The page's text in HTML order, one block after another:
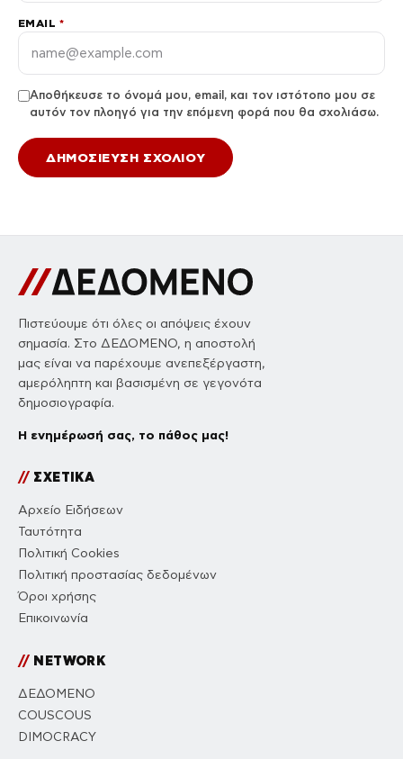
EMAIL *
Αποθήκευσε το όνομά μου, email, και τον ιστότοπο μου σε
αυτόν τον πλοηγό για την επόμενη φορά που θα σχολιάσω.
Πιστεύουμε ότι όλες οι απόψεις έχουν
σημασία. Στο ΔΕΔΟΜΕΝΟ, η αποστολή
μας είναι να παρέχουμε ανεπεξέργαστη,
αμερόληπτη και βασισμένη σε γεγονότα
δημοσιογραφία.
Η ενημέρωσή σας, το πάθος μας!
//ΣΧΕΤΙΚΑ
Αρχείο Ειδήσεων
Ταυτότητα
Πολιτική Cookies
Πολιτική προστασίας δεδομένων
Όροι χρήσης
Επικοινωνία
//NETWORK
ΔΕΔΟΜΕΝΟ
COUSCOUS
DIMOCRACY